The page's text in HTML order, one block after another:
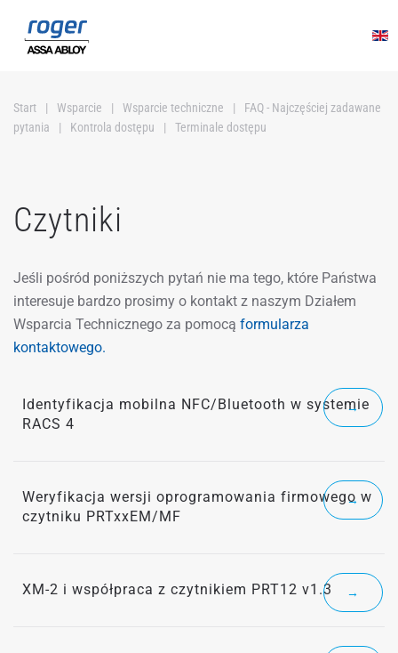
Przejdź do głównej treści
Start Wsparcie Wsparcie techniczne
FAQ - Najczęściej zadawane
pytania
Kontrola dostępu Terminale dostępu
Czytniki
Jeśli pośród poniższych pytań nie ma tego, które Państwa
interesuje bardzo prosimy o kontakt z naszym Działem
Wsparcia Technicznego za pomocą formularza
kontaktowego.
Identyfikacja mobilna NFC/Bluetooth w systemie
RACS 4
→
Weryfikacja wersji oprogramowania firmowego w
czytniku PRTxxEM/MF
→
XM-2 i współpraca z czytnikiem PRT12 v1.3 →